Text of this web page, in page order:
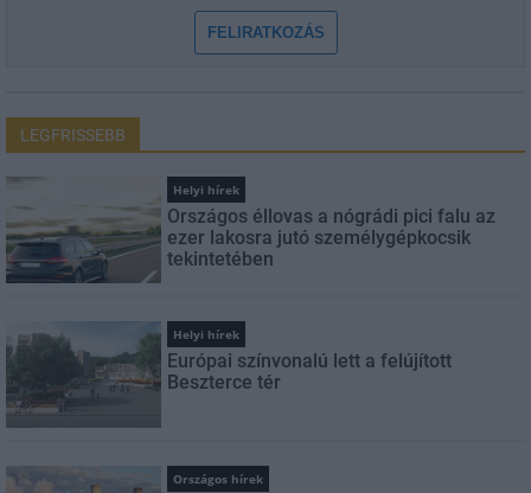
FELIRATKOZÁS
LEGFRISSEBB
Helyi hírek
Országos éllovas a nógrádi pici falu az
ezer lakosra jutó személygépkocsik
tekintetében
Helyi hírek
Európai színvonalú lett a felújított
Beszterce tér
Országos hírek